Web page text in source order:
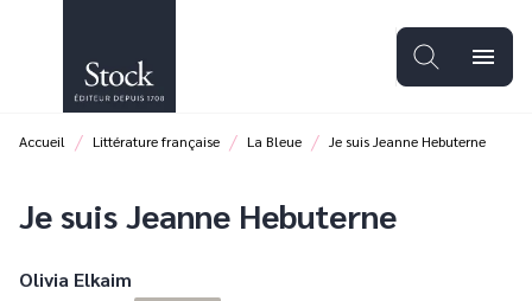
PIED DE PAGE
menu
Accueil / Littérature française / La Bleue / Je suis Jeanne Hebuterne
Je suis Jeanne Hebuterne
Olivia Elkaim